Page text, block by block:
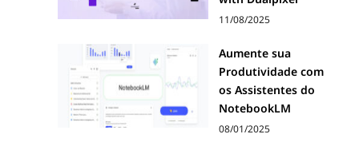
11/08/2025
Aumente sua
Produtividade com
os Assistentes do
NotebookLM
08/01/2025